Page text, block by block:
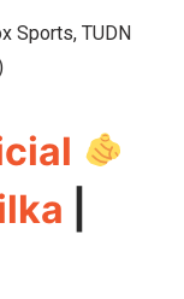
Sports, TUDN